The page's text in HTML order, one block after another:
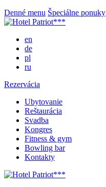
Denné menu Špeciálne ponuky
en
de
pl
ru
Rezervácia
Ubytovanie
Reštaurácia
Svadba
Kongres
Fitness & gym
Bowling bar
Kontakty